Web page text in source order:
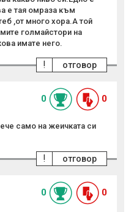
е тая омраза към
,от много хора.А той
голмайстори на
имате него.
отговор
!
0 0
само на жеичката си
отговор
!
0 0